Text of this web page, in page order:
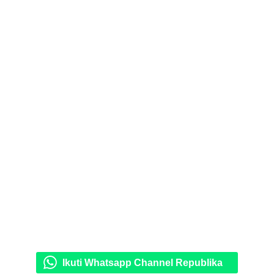
Ikuti Whatsapp Channel Republika